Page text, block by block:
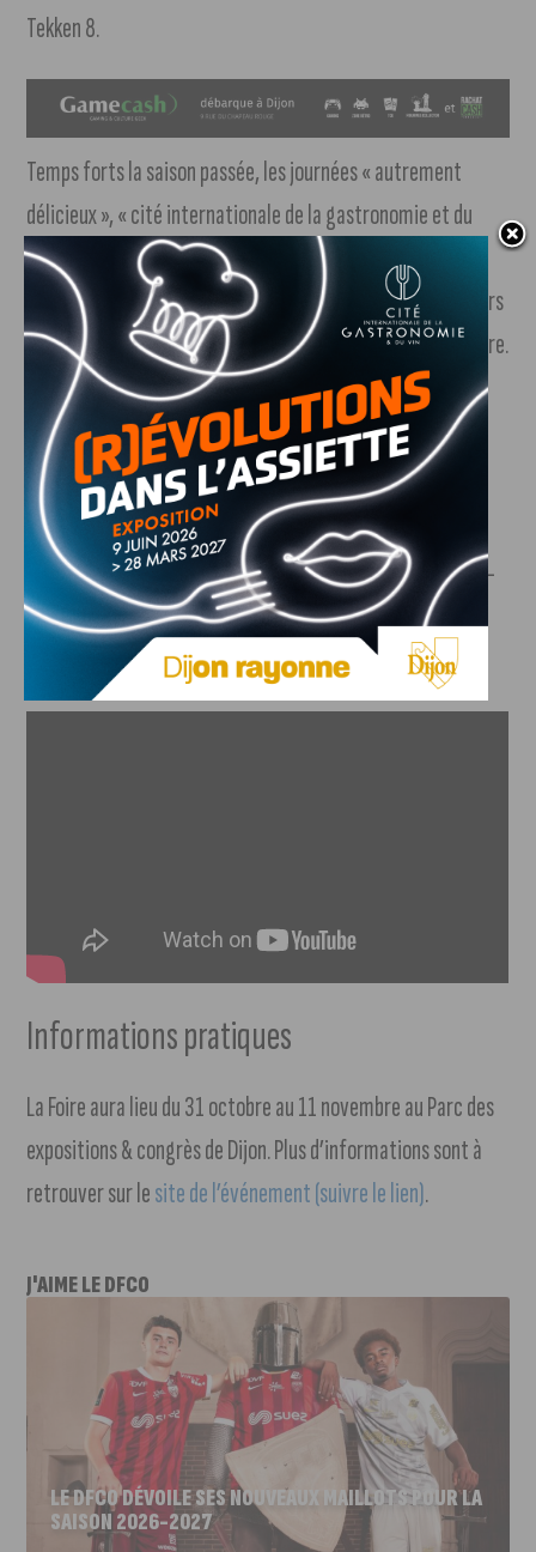
Tekken 8.
Temps forts la saison passée, les journées « autrement
délicieux », « cité internationale de la gastronomie et du
vin », « école des métiers », et « Loiseau » sont encore au
menu ! En plus, la Foire réservera un moment pour les séniors
le 6 novembre, et la gastronomie responsable le 9 novembre.
La ferme du Département et de la Chambre d’Agriculture
sera une nouvelle fois au rendez-vous pour le plus grand
plaisir des plus petits !
Et pour rendre la Foire encore plus festive, la fameuse Che-
Che Synchro sera présente ! Un record de la plus grande
chenille synchronisée au monde en perspective ?
Informations pratiques
La Foire aura lieu du 31 octobre au 11 novembre au Parc des
expositions & congrès de Dijon. Plus d’informations sont à
retrouver sur lesite de l’événement (suivre le lien).
J'AIME LE DFCO
LE DFCO DÉVOILE SES NOUVEAUX MAILLOTS POUR LA
SAISON 2026-2027